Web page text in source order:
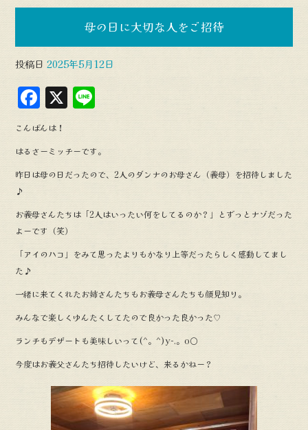
母の日に大切な人をご招待
投稿日 2025年5月12日
F
a
c
e
b
o
o
k
X
e
こんばんは！
はるさーミッチーです。
昨日は母の日だったので、2人のダンナのお母さん（義母）を招待しました
♪
お義母さんたちは「2人はいったい何をしてるのか？」とずっとナゾだった
よーです（笑）
「アイのハコ」をみて思ったよりもかなり上等だったらしく感動してまし
た♪
一緒に来てくれたお姉さんたちもお義母さんたちも顔見知り。
みんなで楽しくゆんたくしてたので良かった良かった♡
ランチもデザートも美味しいって(^。^)y-.。o○
今度はお義父さんたち招待したいけど、来るかねー？